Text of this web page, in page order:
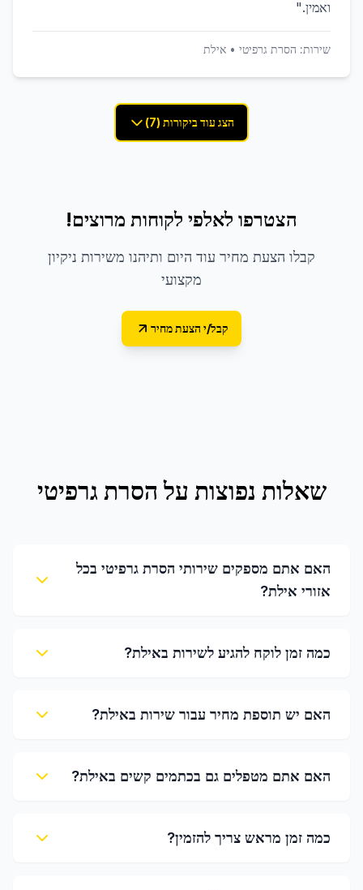
ואמין."
שירות: הסרת גרפיטי • אילת
הצג עוד ביקורות (7)
הצטרפו לאלפי לקוחות מרוצים!
קבלו הצעת מחיר עוד היום ותיהנו משירות ניקיון
מקצועי
קבל/י הצעת מחיר
שאלות נפוצות עלהסרת גרפיטי
האם אתם מספקים שירותי הסרת גרפיטי בכל
אזורי אילת?
כמה זמן לוקח להגיע לשירות באילת?
האם יש תוספת מחיר עבור שירות באילת?
האם אתם מטפלים גם בכתמים קשים באילת?
כמה זמן מראש צריך להזמין?